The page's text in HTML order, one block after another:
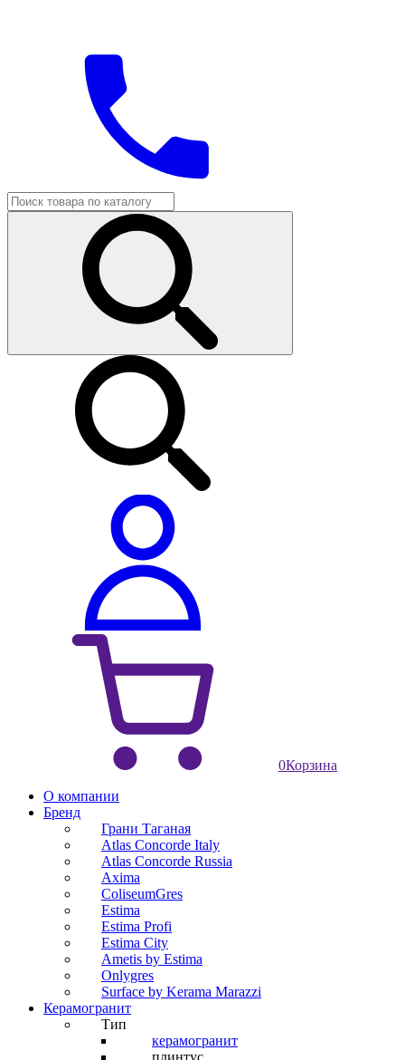
0Корзина
О компании
Бренд
Грани Таганая
Atlas Concorde Italy
Atlas Concorde Russia
Axima
ColiseumGres
Estima
Estima Profi
Estima City
Ametis by Estima
Onlygres
Surface by Kerama Marazzi
Керамогранит
Тип
керамогранит
плинтус